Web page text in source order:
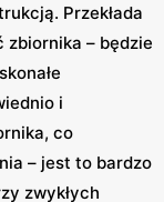
Przekłada
zbiornika – będzie
i
co
– jest to bardzo
zwykłych